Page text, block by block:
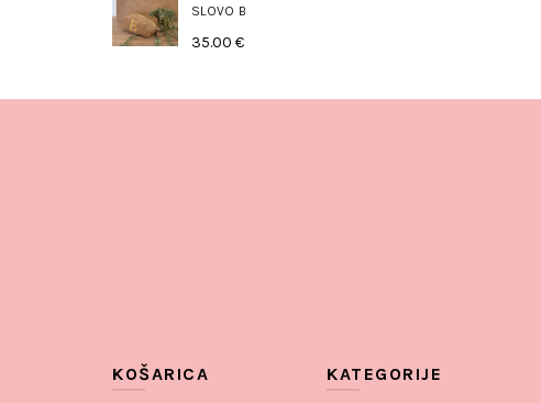
SLOVO B
35.00 €
KOŠARICA KATEGORIJE